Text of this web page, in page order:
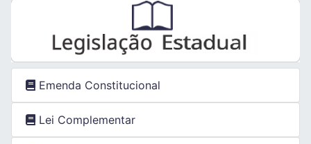
Emenda Constitucional
Lei Complementar